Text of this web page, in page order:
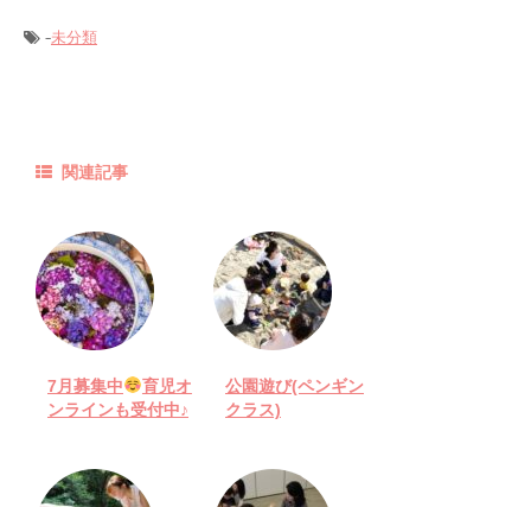
-未分類
関連記事
7月募集中
育児オ
ンラインも受付中♪
公園遊び(ペンギン
クラス)